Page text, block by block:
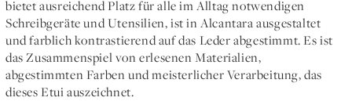
bietet ausreichend Platz für alle im Alltag notwendigen
Schreibgeräte und Utensilien, ist in Alcantara ausgestaltet
und farblich kontrastierend auf das Leder abgestimmt. Es ist
das Zusammenspiel von erlesenen Materialien,
abgestimmten Farben und meisterlicher Verarbeitung, das
dieses Etui auszeichnet.